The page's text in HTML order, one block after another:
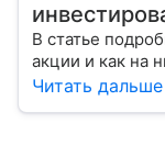
В статье
акции и как на
Читать дальше